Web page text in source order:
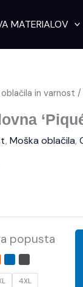
MATERIALOV
in varnost /
,Moška oblačila,
€
€
popusta
4XL